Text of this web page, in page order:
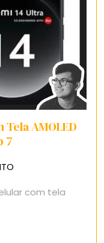
AMOLED
7
com tela